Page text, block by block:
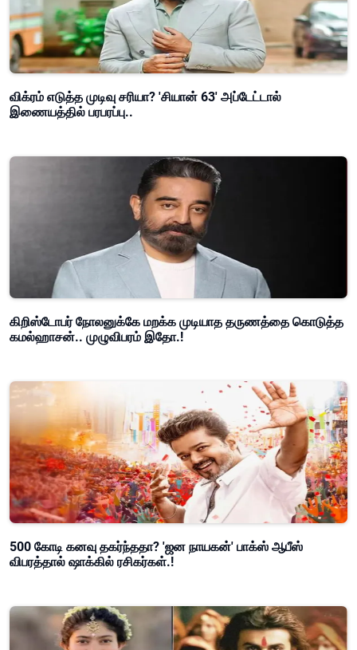
விக்ரம் எடுத்த முடிவு சரியா? 'சியான் 63' அப்டேட்டால்
இணையத்தில் பரபரப்பு..
கிறிஸ்டோபர் நோலனுக்கே மறக்க முடியாத தருணத்தை கொடுத்த
கமல்ஹாசன்.. முழுவிபரம் இதோ.!
500 கோடி கனவு தகர்ந்ததா? 'ஜன நாயகன்' பாக்ஸ் ஆபீஸ்
விபரத்தால் ஷாக்கில் ரசிகர்கள்.!